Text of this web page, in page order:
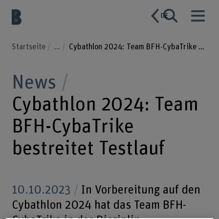
DE
Startseite ... Cybathlon 2024: Team BFH-CybaTrike bestreitet Testlauf
News
Cybathlon 2024: Team
BFH-CybaTrike
bestreitet Testlauf
10.10.2023
In Vorbereitung auf den
Cybathlon 2024 hat das Team BFH-